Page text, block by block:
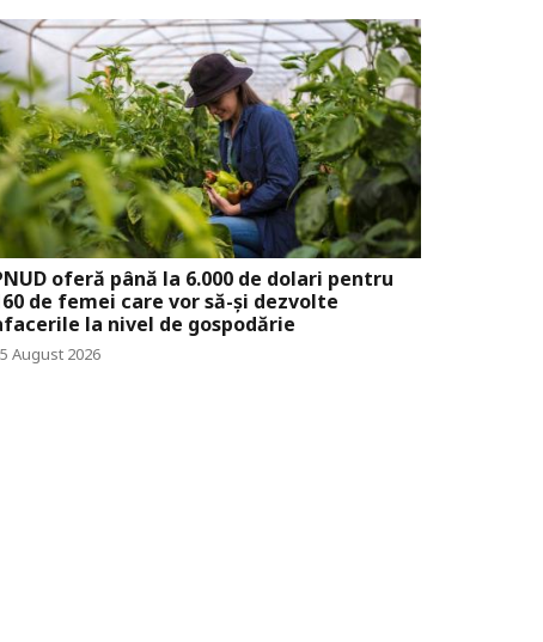
oferă până la 6.000 de dolari pentru
de femei care vor să-și dezvolte
la nivel de gospodărie
August 2026